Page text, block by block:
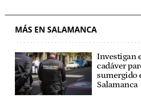
MÁS EN SALAMANCA
Investigan
cadáver
sumergido
Salamanca